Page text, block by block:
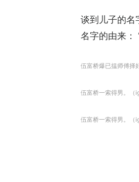
谈到儿子的名
名字的由来：
伍富桥爆已揾师傅择
伍富桥一索得男。（
伍富桥一索得男。（